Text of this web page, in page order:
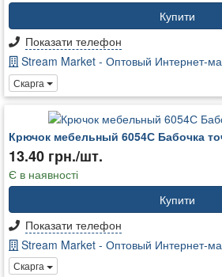
Купити
Показати телефон
Stream Market - Оптовый Интернет-
Скарга
Крючок мебельный 6054С Бабочка
13.40 грн./шт.
Є в наявності
Купити
Показати телефон
Stream Market - Оптовый Интернет-
Скарга